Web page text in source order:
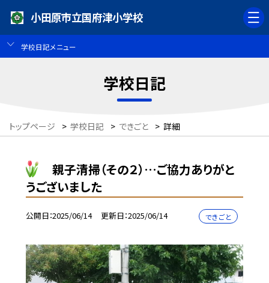
小田原市立国府津小学校
学校日記メニュー
学校日記
トップページ > 学校日記 > できごと > 詳細
親子清掃（その２）…ご協力ありがと
うございました
公開日 2025/06/14 更新日 2025/06/14 できごと